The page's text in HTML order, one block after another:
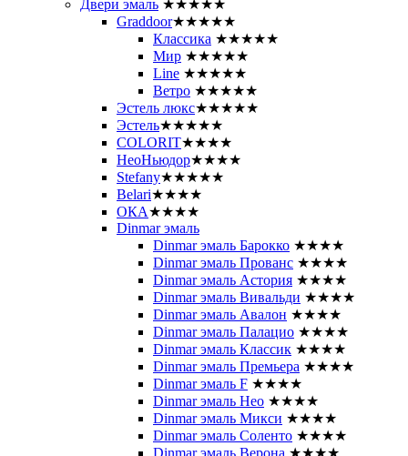
Двери эмаль ★★★★★
Graddoor★★★★★
Классика ★★★★★
Мир ★★★★★
Line ★★★★★
Ветро ★★★★★
Эстель люкс★★★★★
Эстель★★★★★
COLORIT★★★★
НеоНьюдор★★★★
Stefany★★★★★
Belari★★★★
ОКА★★★★
Dinmar эмаль
Dinmar эмаль Барокко ★★★★
Dinmar эмаль Прованс ★★★★
Dinmar эмаль Астория ★★★★
Dinmar эмаль Вивальди ★★★★
Dinmar эмаль Авалон ★★★★
Dinmar эмаль Палацио ★★★★
Dinmar эмаль Классик ★★★★
Dinmar эмаль Премьера ★★★★
Dinmar эмаль F ★★★★
Dinmar эмаль Нео ★★★★
Dinmar эмаль Микси ★★★★
Dinmar эмаль Соленто ★★★★
Dinmar эмаль Верона ★★★★